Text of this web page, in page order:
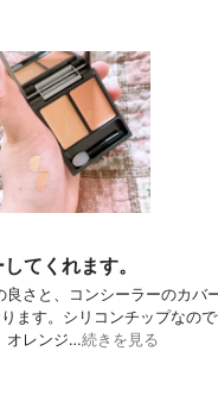
てくれます。
さと、コンシーラーのカバ
ます。シリコンチップなの
オレンジ…続きを見る